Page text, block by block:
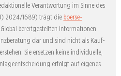
Verantwortung im Sinne des
2024/1689) trägt die boerse-
bereitgestellten Informationen
dar und sind nicht als Kauf-
Sie ersetzen keine individuelle,
erfolgt auf eigenes